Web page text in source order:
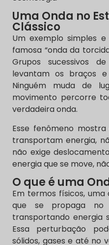
Uma Onda no
Clássico
Um exemplo simples
famosa “onda da
Grupos sucessivos
levantam os braços
Ninguém muda de
movimento percorre
verdadeira onda.
Esse fenômeno
transportam energia,
não exige
energia que se move,
O que é uma
Em termos físicos,
que se propaga
transportando energia
Essa perturbação
sólidos, gases e até no